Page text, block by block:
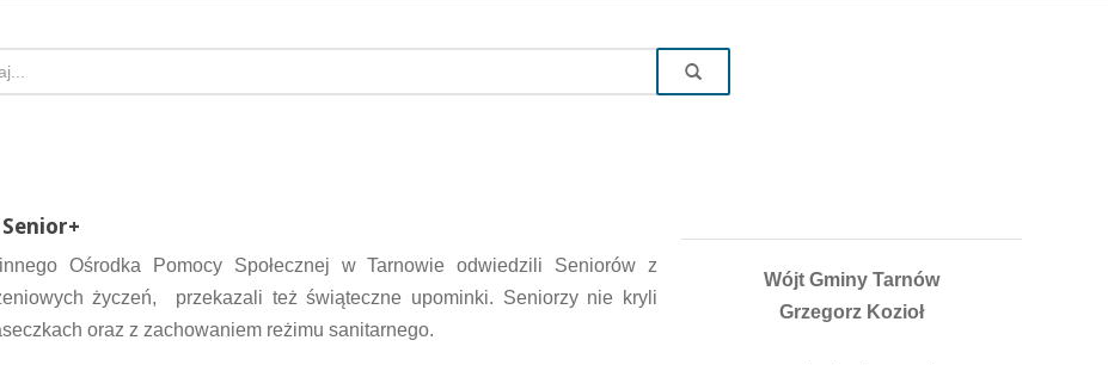
Ośrodka Pomocy Społecznej w Tarnowie odwiedzili Seniorów z
życzeń, przekazali też świąteczne upominki. Seniorzy nie kryli
oraz z zachowaniem reżimu sanitarnego.
Wójt Gminy Tarnów
Grzegorz Kozioł